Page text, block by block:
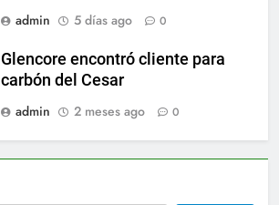
admin
5 días ago 0
Glencore encontró cliente para
carbón del Cesar
admin
2 meses ago 0